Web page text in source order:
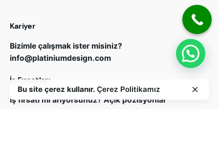
Kariyer
Bizimle çalışmak ister misiniz?
info@platiniumdesign.com
İş Fırsatları
İş fırsatı mı arıyorsunuz? Açık pozisyonlar
Bu site çerez kullanır. Çerez Politikamız